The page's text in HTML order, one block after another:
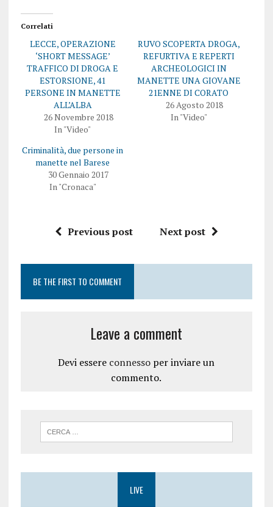
Correlati
LECCE, OPERAZIONE
‘SHORT MESSAGE’
TRAFFICO DI DROGA E
ESTORSIONE, 41
PERSONE IN MANETTE
ALL’ALBA
26 Novembre 2018
In "Video"
RUVO SCOPERTA DROGA,
REFURTIVA E REPERTI
ARCHEOLOGICI IN
MANETTE UNA GIOVANE
21ENNE DI CORATO
26 Agosto 2018
In "Video"
Criminalità, due persone in
manette nel Barese
30 Gennaio 2017
In "Cronaca"
Previous post Next post
BE THE FIRST TO COMMENT
Leave a comment
Devi essere connesso per inviare un
commento.
LIVE